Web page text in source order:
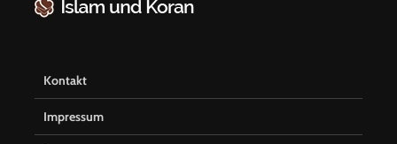
Kontakt
Impressum